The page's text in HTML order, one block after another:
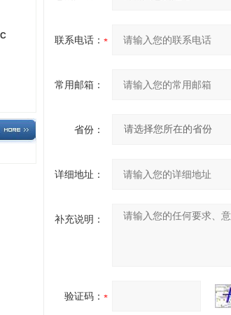
联系电话：
常用邮箱：
省份：
详细地址：
补充说明：
验证码：